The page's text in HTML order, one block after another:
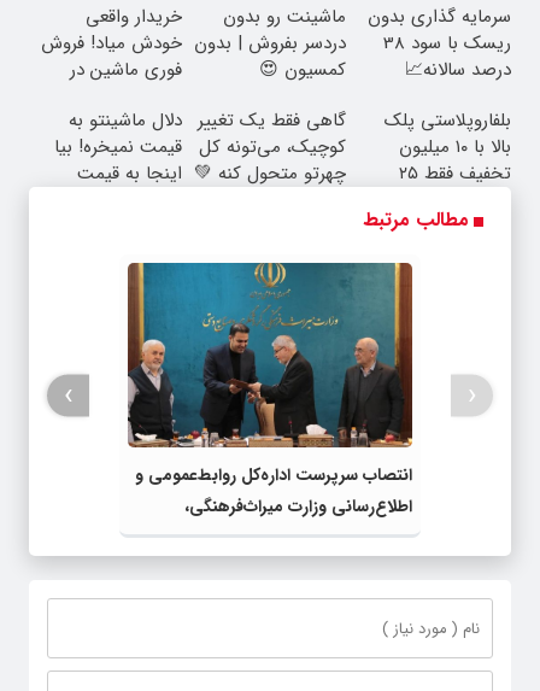
سرمایه گذاری بدون
ریسک با سود 38
درصد سالانه📈
ماشینت رو بدون
دردسر بفروش | بدون
کمسیون 😍
خریدار واقعی
خودش میاد! فروش
فوری ماشین در
بلفاروپلاستی پلک
بالا با ۱۰ میلیون
تخفیف فقط ۲۵
گاهی فقط یک تغییر
کوچیک، می‌تونه کل
چهرتو متحول کنه 💚
دلال ماشینتو به
قیمت نمیخره! بیا
اینجا به قیمت
مطالب مرتبط
انتصاب سرپرست اداره‌کل روابط‌عمومی و
اطلاع‌رسانی وزارت میراث‌فرهنگی،
گردشگری و صنایع‌دستی
‹
›